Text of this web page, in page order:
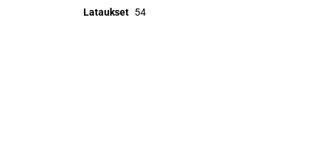
Lataukset 54